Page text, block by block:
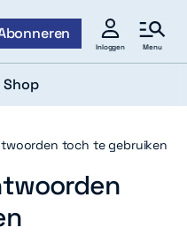
Inloggen Menu
Shop
toch te gebruiken